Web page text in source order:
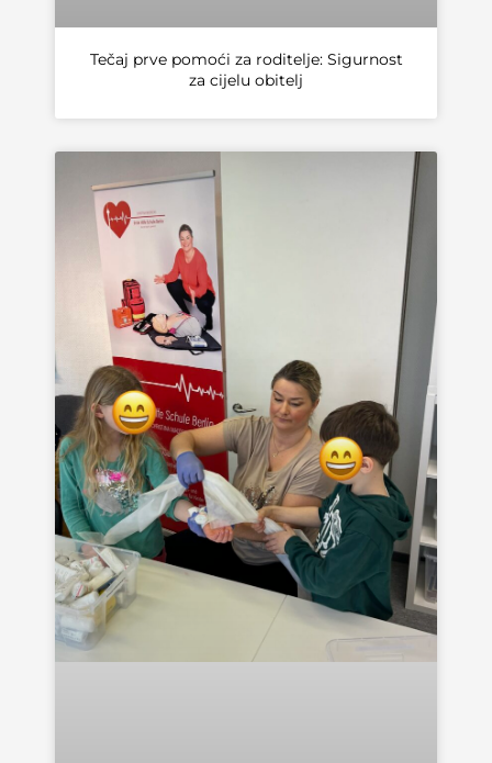
Tečaj prve pomoći za roditelje: Sigurnost
za cijelu obitelj